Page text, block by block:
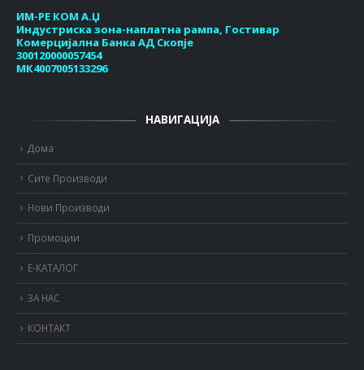
ИМ-РЕ КОМ А.Џ
Индустриска зона-наплатна рампа, Гостивар
Комерцијална Банка АД Скопје
300120000057454
МК4007005133296
НАВИГАЦИЈА
Дома
Сите Производи
Нови Производи
Промоции
Е-КАТАЛОГ
ЗА НАС
КОНТАКТ